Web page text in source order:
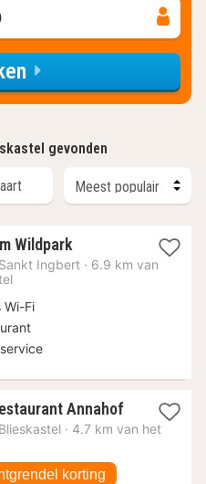
gevonden
Wildpark1
nacht
Sankt Ingbert · 6.9 km van
Wi-Fi
Annahof1
nacht
Blieskastel · 4.7 km van het
korting